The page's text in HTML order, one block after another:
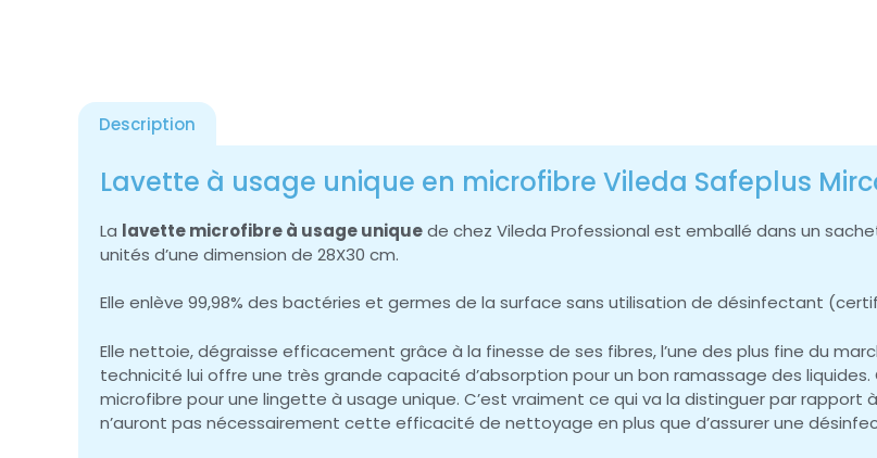
Description
Lavette à usage unique en microfibre Vileda Safeplus
La lavette microfibre à usage uniquede chez Vileda Professional est emballé dans un
unités d’une dimension de 28X30 cm.
Elle enlève 99,98% des bactéries et germes de la surface sans utilisation de désinfectant
Elle nettoie, dégraisse efficacement grâce à la finesse de ses fibres, l’une des plus fine du
technicité lui offre une très grande capacité d’absorption pour un bon ramassage des
microfibre pour une lingette à usage unique. C’est vraiment ce qui va la distinguer par
n’auront pas nécessairement cette efficacité de nettoyage en plus que d’assurer une